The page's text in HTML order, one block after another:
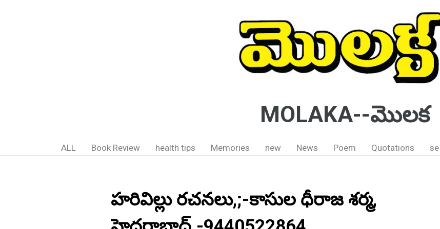
MOLAKA--మొలక
ALL Book Review health tips Memories new News Poem Quotations se
హరివిల్లు రచనలు,;-కాసుల ధీరాజ శర్మ,